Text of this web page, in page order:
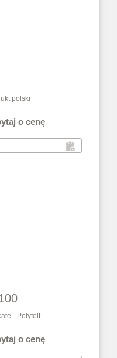
polski
o cenę
- Polyfelt
o cenę